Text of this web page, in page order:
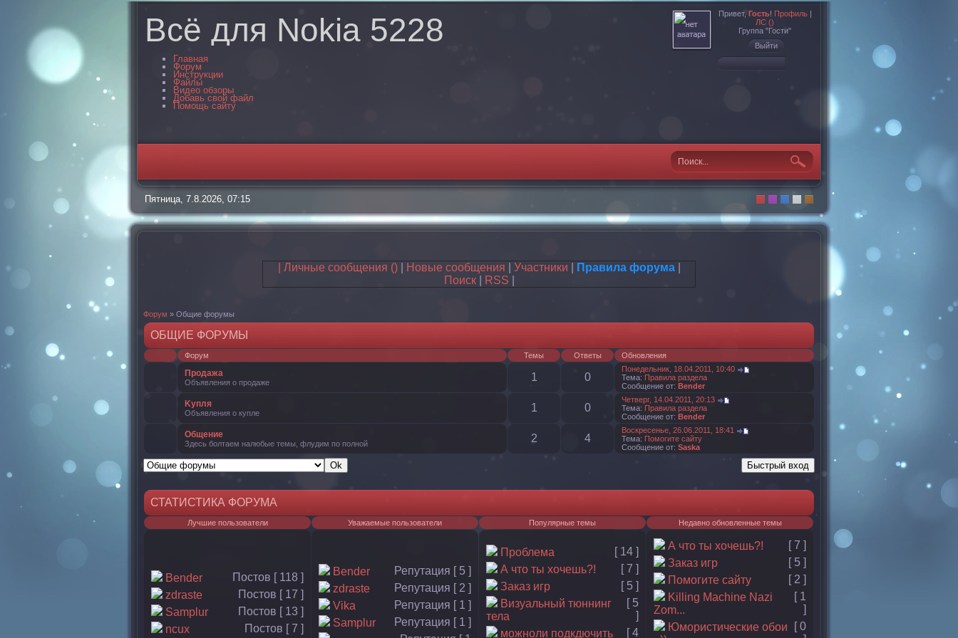
Всё для Nokia 5228
Главная
Форум
Инструкции
Файлы
Видео обзоры
Добавь свой файл
Помощь сайту
Привет, Гость! Профиль|
ЛС ()
Группа "Гости"
Выйти
Пятница, 7.8.2026, 07:15
| Личные сообщения ()| Новые сообщения Участники Правила форума|
Поиск| RSS
Форум » Общие форумы
ОБЩИЕ ФОРУМЫ
Форум Темы Ответы Обновления
Продажа
Объявления о продаже 1 0
Понедельник, 18.04.2011, 10:40
Тема: Правила раздела
Сообщение от: Bender
Kупля
Объявления о купле 1 0
Четверг, 14.04.2011, 20:13
Тема: Правила раздела
Сообщение от: Bender
Общение
Здесь болтаем налюбые темы, флудим по полной 2 4
Воскресенье, 26.06.2011, 18:41
Тема: Помогите сайту
Сообщение от: Saska
СТАТИСТИКА ФОРУМА
Лучшие пользователи Уважаемые пользователи Популярные темы Недавно обновленные темы
Bender
Постов [ 118 ]
zdraste
Постов [ 17 ]
Samplur
Постов [ 13 ]
ncux
Постов [ 7 ]
Bender
Репутация [ 5 ]
zdraste
Репутация [ 2 ]
Vika
Репутация [ 1 ]
Samplur
Репутация [ 1 ]
Проблема
[ 14 ]
А что ты хочешь?!
[ 7 ]
Заказ игр
[ 5 ]
Визуальный тюннинг
тела
[ 5
]
можноли подкдючить
[ 4
А что ты хочешь?!
[ 7 ]
Заказ игр
[ 5 ]
Помогите сайту
[ 2 ]
Killing Machine Nazi
Zom...
[ 1
]
Юмористические обои
[ 0